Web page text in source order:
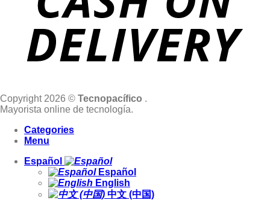
Copyright 2026 © Tecnopacífico .
Mayorista online de tecnología.
Categories
Menu
Español
Español
English
中文 (中国)